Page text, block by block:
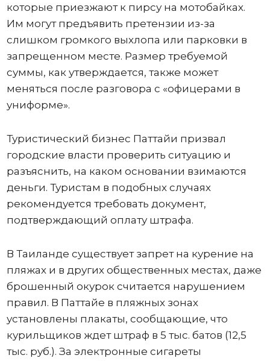
которые приезжают к пирсу на мотобайках.
Им могут предъявить претензии из-за
слишком громкого выхлопа или парковки в
запрещенном месте. Размер требуемой
суммы, как утверждается, также может
меняться после разговора с «офицерами в
униформе».
Туристический бизнес Паттайи призвал
городские власти проверить ситуацию и
разъяснить, на каком основании взимаются
деньги. Туристам в подобных случаях
рекомендуется требовать документ,
подтверждающий оплату штрафа.
В Таиланде существует запрет на курение на
пляжах и в других общественных местах, даже
брошенный окурок считается нарушением
правил. В Паттайе в пляжных зонах
установлены плакаты, сообщающие, что
курильщиков ждет штраф в 5 тыс. батов (12,5
тыс. руб.). За электронные сигареты